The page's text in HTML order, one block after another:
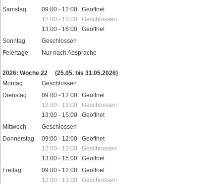
Samstag
09:00 - 12:00 Geöffnet
12:00 - 13:00 Geschlossen
13:00 - 16:00 Geöffnet
Sonntag
Geschlossen
Feiertage
Nur nach Absprache
2026: Woche 22
(25.05. bis 31.05.2026)
Montag
Geschlossen
Dienstag
09:00 - 12:00 Geöffnet
12:00 - 13:00 Geschlossen
13:00 - 15:00 Geöffnet
Mittwoch
Geschlossen
Donnerstag
09:00 - 12:00 Geöffnet
12:00 - 13:00 Geschlossen
13:00 - 15:00 Geöffnet
Freitag
09:00 - 12:00 Geöffnet
12:00 - 13:00 Geschlossen